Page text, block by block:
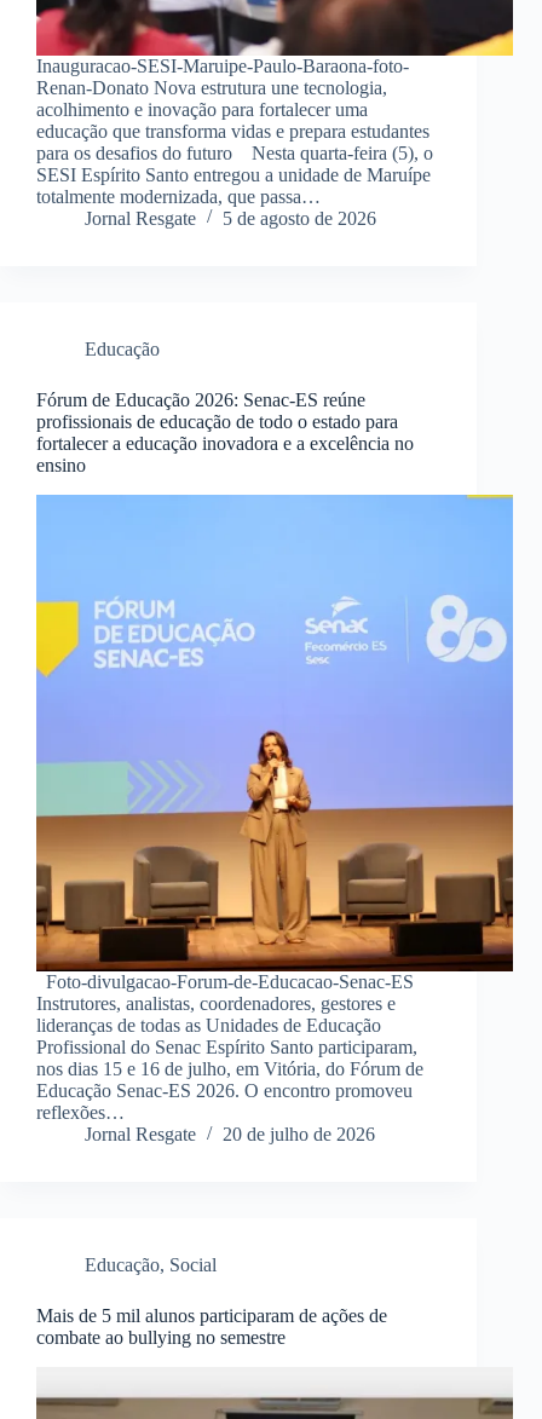
Inauguracao-SESI-Maruipe-Paulo-Baraona-foto-
Renan-Donato Nova estrutura une tecnologia,
acolhimento e inovação para fortalecer uma
educação que transforma vidas e prepara estudantes
para os desafios do futuro Nesta quarta-feira (5), o
SESI Espírito Santo entregou a unidade de Maruípe
totalmente modernizada, que passa…
Jornal Resgate
5 de agosto de 2026
Educação
Fórum de Educação 2026: Senac-ES reúne
profissionais de educação de todo o estado para
fortalecer a educação inovadora e a excelência no
ensino
Foto-divulgacao-Forum-de-Educacao-Senac-ES
Instrutores, analistas, coordenadores, gestores e
lideranças de todas as Unidades de Educação
Profissional do Senac Espírito Santo participaram,
nos dias 15 e 16 de julho, em Vitória, do Fórum de
Educação Senac-ES 2026. O encontro promoveu
reflexões…
Jornal Resgate
20 de julho de 2026
Educação, Social
Mais de 5 mil alunos participaram de ações de
combate ao bullying no semestre